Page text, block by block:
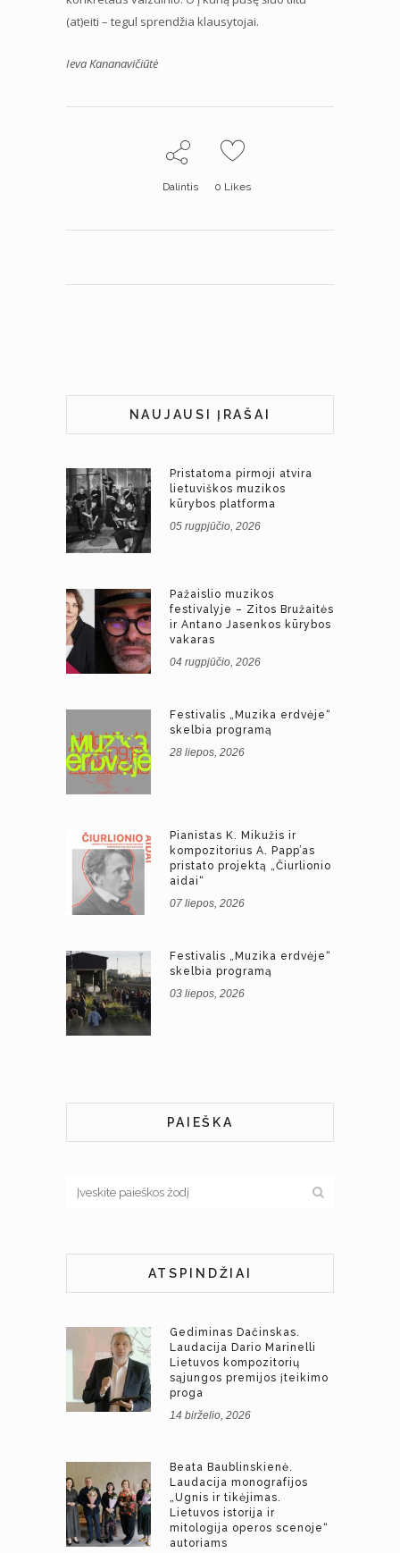
(at)eiti – tegul sprendžia klausytojai.
Ieva Kananavičiūtė
Dalintis 0 Likes
NAUJAUSI ĮRAŠAI
Pristatoma pirmoji atvira
lietuviškos muzikos
kūrybos platforma
05 rugpjūčio, 2026
Pažaislio muzikos
festivalyje – Zitos Bružaitės
ir Antano Jasenkos kūrybos
vakaras
04 rugpjūčio, 2026
Festivalis „Muzika erdvėje“
skelbia programą
28 liepos, 2026
Pianistas K. Mikužis ir
kompozitorius A. Papp’as
pristato projektą „Čiurlionio
aidai“
07 liepos, 2026
Festivalis „Muzika erdvėje“
skelbia programą
03 liepos, 2026
PAIEŠKA
ATSPINDŽIAI
Gediminas Dačinskas.
Laudacija Dario Marinelli
Lietuvos kompozitorių
sąjungos premijos įteikimo
proga
14 birželio, 2026
Beata Baublinskienė.
Laudacija monografijos
„Ugnis ir tikėjimas.
Lietuvos istorija ir
mitologija operos scenoje“
autoriams